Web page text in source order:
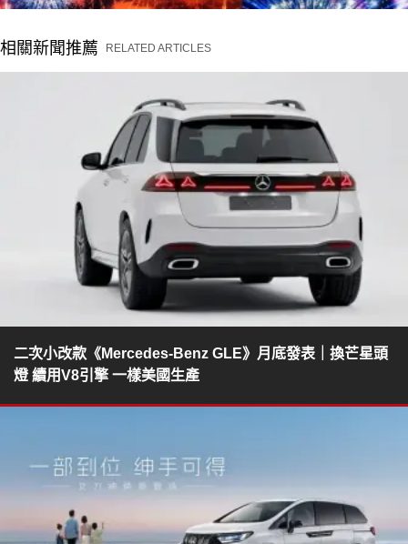
相關新聞推薦 RELATED ARTICLES
二次小改款《Mercedes-Benz GLE》月底發表｜換芒星頭
燈 續用V8引擎 一樣美國生產